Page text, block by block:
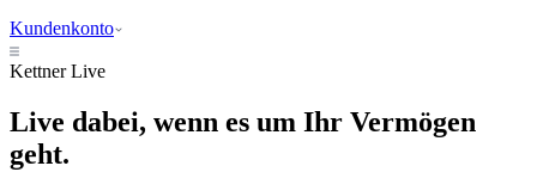
Kundenkonto
KettnerLive
Live dabei, wenn es um Ihr Vermögen
geht.